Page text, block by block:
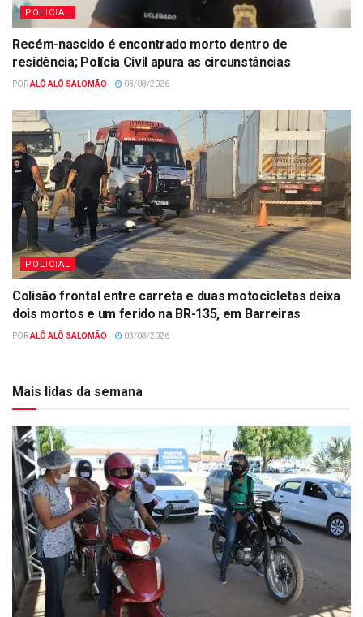
POLICIAL
Recém-nascido é encontrado morto dentro de
residência; Polícia Civil apura as circunstâncias
PORALÔ ALÔ SALOMÃO 03/08/2026
POLICIAL
Colisão frontal entre carreta e duas motocicletas deixa
dois mortos e um ferido na BR-135, em Barreiras
PORALÔ ALÔ SALOMÃO 03/08/2026
Mais lidas da semana